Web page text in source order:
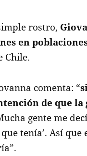
rostro,
en
Chile.
comenta: “
de que la
gente me
tenía’. Así